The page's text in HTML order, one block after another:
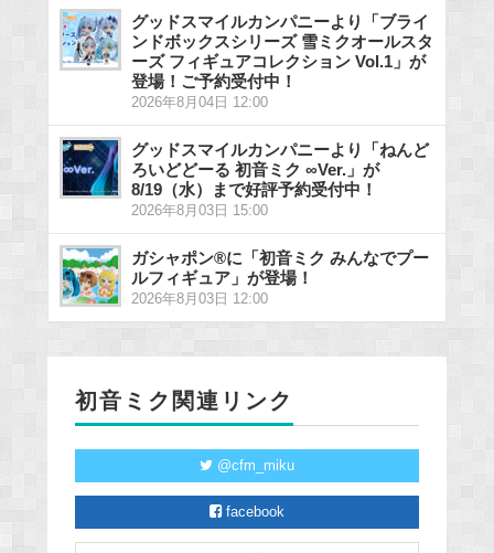
グッドスマイルカンパニーより「ブライ
ンドボックスシリーズ 雪ミクオールスタ
ーズ フィギュアコレクション Vol.1」が
登場！ご予約受付中！
2026年8月04日 12:00
グッドスマイルカンパニーより「ねんど
ろいどどーる 初音ミク ∞Ver.」が
8/19（水）まで好評予約受付中！
2026年8月03日 15:00
ガシャポン®に「初音ミク みんなでプー
ルフィギュア」が登場！
2026年8月03日 12:00
初音ミク関連リンク
@cfm_miku
facebook